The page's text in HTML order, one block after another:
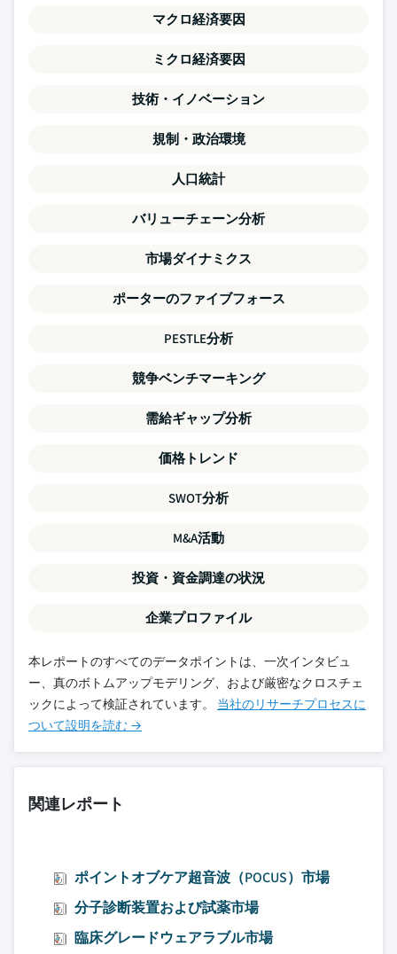
マクロ経済要因
ミクロ経済要因
技術・イノベーション
規制・政治環境
人口統計
バリューチェーン分析
市場ダイナミクス
ポーターのファイブフォース
PESTLE分析
競争ベンチマーキング
需給ギャップ分析
価格トレンド
SWOT分析
M&A活動
投資・資金調達の状況
企業プロファイル
本レポートのすべてのデータポイントは、一次インタビュ
ー、真のボトムアップモデリング、および厳密なクロスチェ
ックによって検証されています。 当社のリサーチプロセスに
ついて設明を読む →
関連レポート
ポイントオブケア超音波（POCUS）市場
分子診断装置および試薬市場
臨床グレードウェアラブル市場